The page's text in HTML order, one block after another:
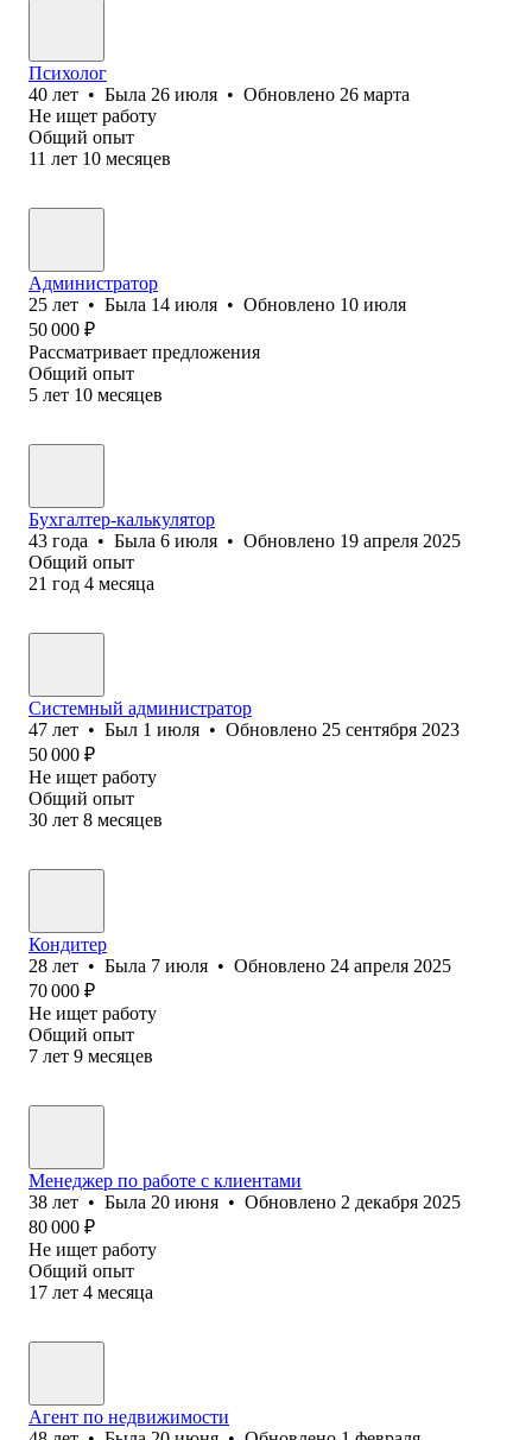
Психолог
40 лет • Была 26 июля • Обновлено 26 марта
Не ищет работу
Общий опыт
11 лет 10 месяцев
Администратор
25 лет • Была 14 июля • Обновлено 10 июля
50 000 ₽
Рассматривает предложения
Общий опыт
5 лет 10 месяцев
Бухгалтер-калькулятор
43 года • Была 6 июля • Обновлено 19 апреля 2025
Общий опыт
21 год 4 месяца
Системный администратор
47 лет • Был 1 июля • Обновлено 25 сентября 2023
50 000 ₽
Не ищет работу
Общий опыт
30 лет 8 месяцев
Кондитер
28 лет • Была 7 июля • Обновлено 24 апреля 2025
70 000 ₽
Не ищет работу
Общий опыт
7 лет 9 месяцев
Менеджер по работе с клиентами
38 лет • Была 20 июня • Обновлено 2 декабря 2025
80 000 ₽
Не ищет работу
Общий опыт
17 лет 4 месяца
Агент по недвижимости